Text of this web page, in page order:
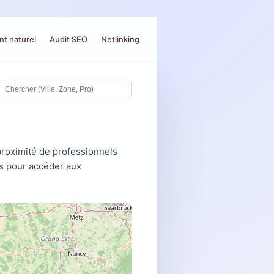
naturel Audit SEO Netlinking
de professionnels
pour accéder aux